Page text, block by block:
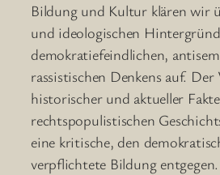
Bildung und Kultur klären wir
und ideologischen
demokratiefeindlichen,
rassistischen Denkens auf.
historischer und aktueller
rechtspopulistischen
eine kritische, den
verpflichtete Bildung